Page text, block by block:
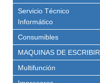
Servicio Técnico
Informático
Consumibles
MAQUINAS DE ESCRIBIR
Multifunción